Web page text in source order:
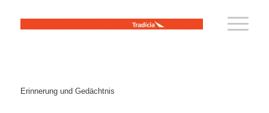
Erinnerung und Gedächtnis